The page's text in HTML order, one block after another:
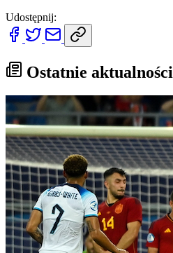
Udostępnij:
Ostatnie aktualności